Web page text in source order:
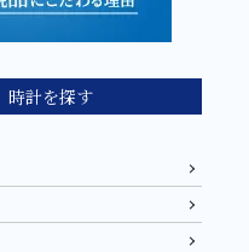
時計を探す